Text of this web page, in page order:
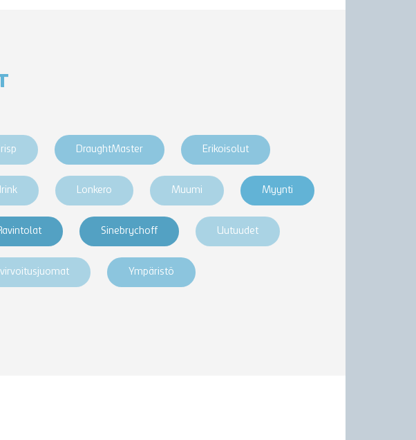
DraughtMaster Erikoisolut
Lonkero Muumi Myynti
Sinebrychoff Uutuudet
virvoitusjuomat Ympäristö